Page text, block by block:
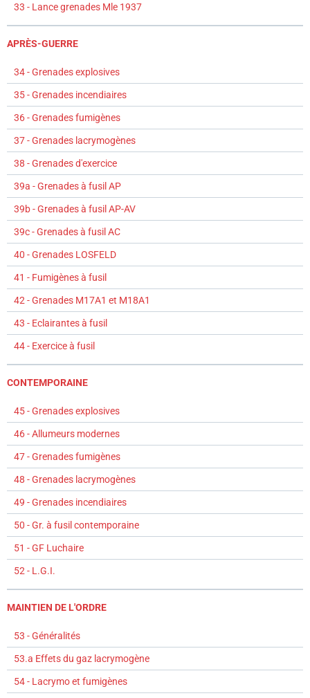
33 - Lance grenades Mle 1937
APRÈS-GUERRE
34 - Grenades explosives
35 - Grenades incendiaires
36 - Grenades fumigènes
37 - Grenades lacrymogènes
38 - Grenades d'exercice
39a - Grenades à fusil AP
39b - Grenades à fusil AP-AV
39c - Grenades à fusil AC
40 - Grenades LOSFELD
41 - Fumigènes à fusil
42 - Grenades M17A1 et M18A1
43 - Eclairantes à fusil
44 - Exercice à fusil
CONTEMPORAINE
45 - Grenades explosives
46 - Allumeurs modernes
47 - Grenades fumigènes
48 - Grenades lacrymogènes
49 - Grenades incendiaires
50 - Gr. à fusil contemporaine
51 - GF Luchaire
52 - L.G.I.
MAINTIEN DE L'ORDRE
53 - Généralités
53.a Effets du gaz lacrymogène
54 - Lacrymo et fumigènes